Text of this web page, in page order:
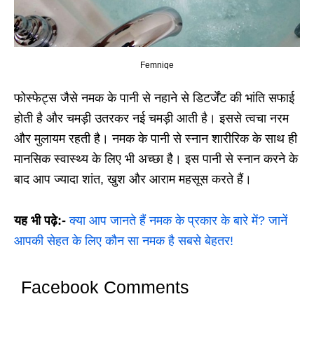
Femniqe
फोस्फेट्स जैसे नमक के पानी से नहाने से डिटर्जेंट की भांति सफाई
होती है और चमड़ी उतरकर नई चमड़ी आती है। इससे त्वचा नरम
और मुलायम रहती है। नमक के पानी से स्नान शारीरिक के साथ ही
मानसिक स्वास्थ्य के लिए भी अच्छा है। इस पानी से स्नान करने के
बाद आप ज्यादा शांत, खुश और आराम महसूस करते हैं।
यह भी पढ़े:-क्या आप जानते हैं नमक के प्रकार के बारे में? जानें
आपकी सेहत के लिए कौन सा नमक है सबसे बेहतर!
Facebook Comments